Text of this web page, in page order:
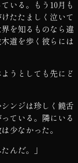
いる。もう10月も
たたましく泣いて
を知るものなら違
道を歩く彼らには
うとしても先にど
ンジは珍しく饒舌
ている。隣にいる
少なかった。
んだ。」